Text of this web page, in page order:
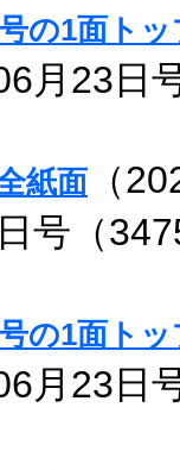
の1面トッ
月23日
紙面 （
号（
の1面トッ
月23日